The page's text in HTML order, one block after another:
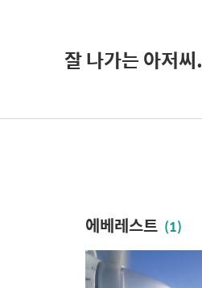
잘 나가는 아저씨.
에베레스트 (1)